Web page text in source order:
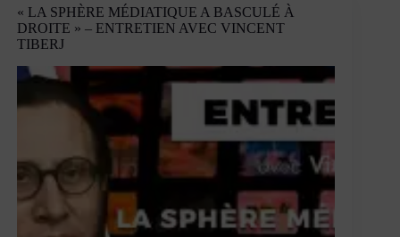
envers
les
sociaux
une
constante
Entretien
avec
« LA SPHÈRE MÉDIATIQUE A BASCULÉ À
DROITE » – ENTRETIEN AVEC VINCENT
TIBERJ